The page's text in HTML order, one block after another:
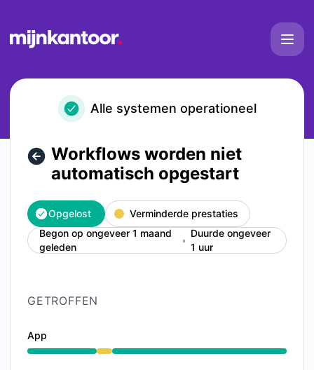
Alle systemen operationeel
Workflows worden niet
automatisch opgestart
Opgelost
Verminderde prestaties
Begon op ongeveer 1 maand
geleden
Duurde ongeveer
1 uur
GETROFFEN
App
Verminderde prestaties van 6:57 AM naar 7:51 AM